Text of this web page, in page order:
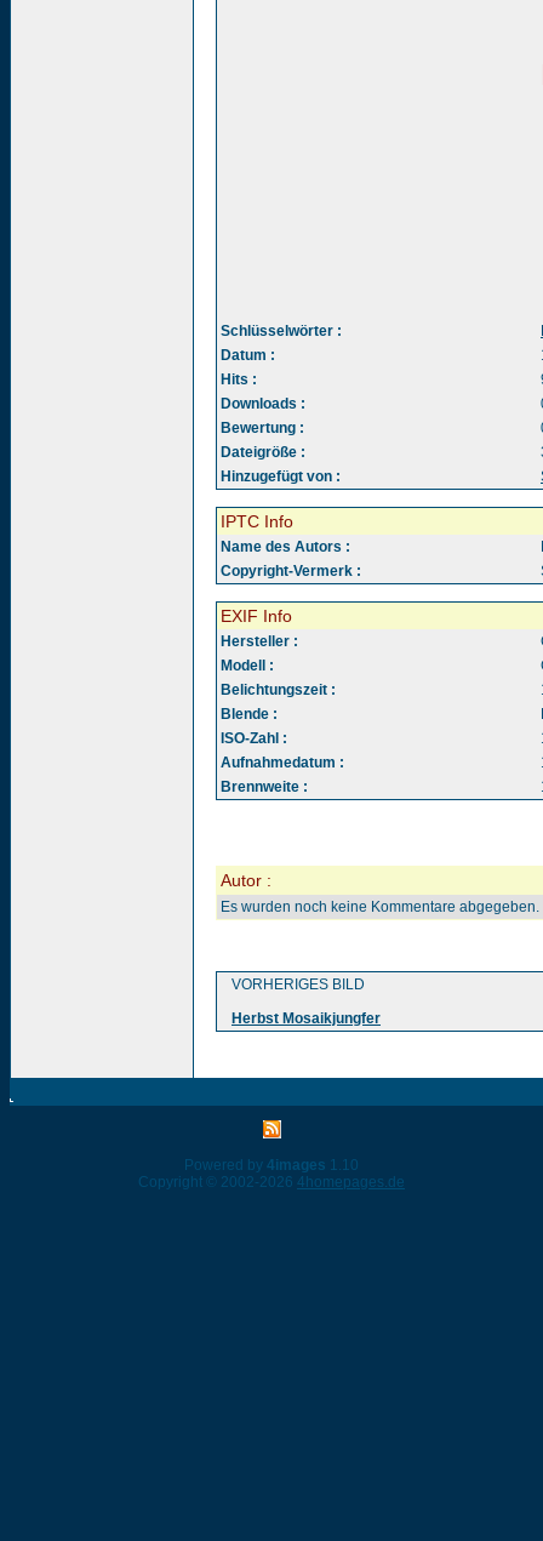
Schlüsselwörter :
Datum :
Hits :
Downloads :
Bewertung :
Dateigröße :
Hinzugefügt von :
IPTC Info
Name des Autors :
Copyright-Vermerk :
EXIF Info
Hersteller :
Modell :
Belichtungszeit :
Blende :
ISO-Zahl :
Aufnahmedatum :
Brennweite :
Autor :
Es wurden noch keine Kommentare abgegeben.
VORHERIGES BILD
Herbst Mosaikjungfer
Powered by 4images 1.10
Copyright © 2002-2026 4homepages.de